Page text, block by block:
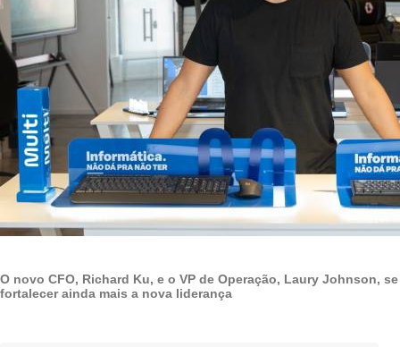
O novo CFO, Richard Ku, e o VP de Operação, Laury Johnson,
fortalecer ainda mais a nova liderança